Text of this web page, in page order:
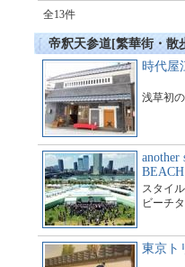
全13件
帝釈天参道[繁華街・散
時代屋
浅草初
another
BEACH
スタイ
ビーチ
東京ト